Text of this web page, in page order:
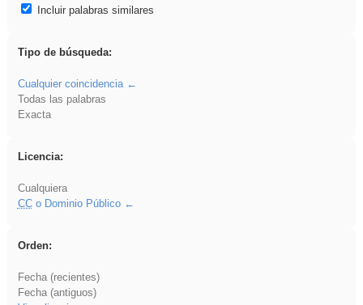
Incluir palabras similares
Tipo de búsqueda:
Cualquier coincidencia
Todas las palabras
Exacta
Licencia:
Cualquiera
CCo Dominio Público
Orden:
Fecha (recientes)
Fecha (antiguos)